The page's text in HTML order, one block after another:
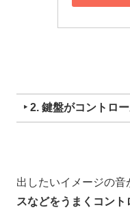
‣ 2. 鍵盤がコントロ
出したいイメージの音
スなどをうまくコント